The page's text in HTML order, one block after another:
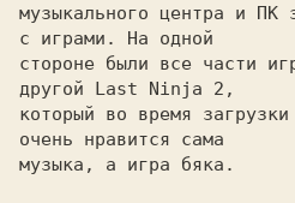
музыкального центра и ПК
с играми. На одной
стороне были все части
другой Last Ninja 2,
который во время
очень нравится сама
музыка, а игра бяка.